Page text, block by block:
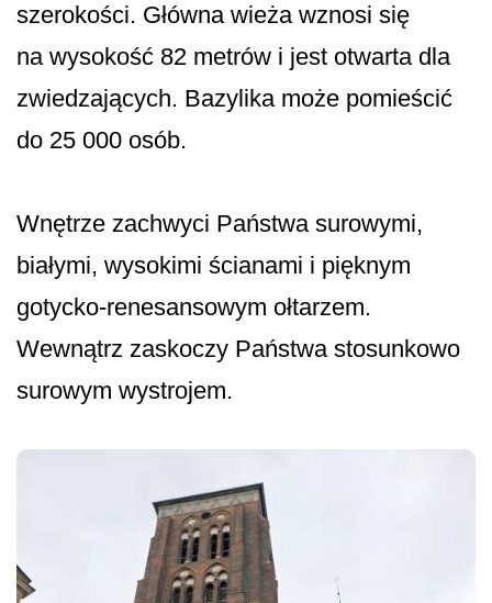
szerokości. Główna wieża wznosi się
na wysokość 82 metrów i jest otwarta dla
zwiedzających. Bazylika może pomieścić
do 25 000 osób.
Wnętrze zachwyci Państwa surowymi,
białymi, wysokimi ścianami i pięknym
gotycko-renesansowym ołtarzem.
Wewnątrz zaskoczy Państwa stosunkowo
surowym wystrojem.